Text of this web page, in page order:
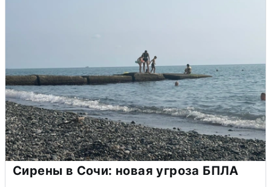
Сирены в Сочи: новая угроза БПЛА